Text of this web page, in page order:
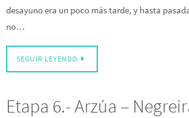
desayuno era un poco más tarde, y hasta
no…
SEGUIR LEYENDO
Etapa 6.- Arzúa –